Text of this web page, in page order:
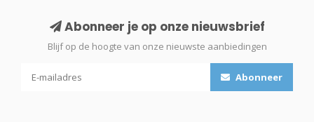
Abonneer je op onze nieuwsbrief
Blijf op de hoogte van onze nieuwste aanbiedingen
Abonneer